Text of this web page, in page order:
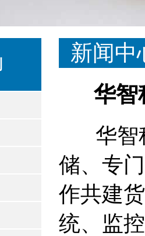
新闻中
华智
华智
储、专
作共建
统、监